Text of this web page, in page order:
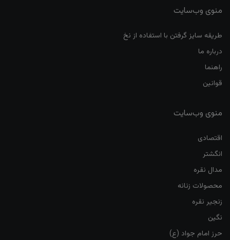
منوی وب‌سایت
طریقه سایز گرفتن با استفاده از نخ
درباره ما
راهنما
قوانین
منوی وب‌سایت
اقتصادی
انگشتر
مدال نقره
محصولات زنانه
زنجیر نقره
نگین
حرز امام جواد (ع)